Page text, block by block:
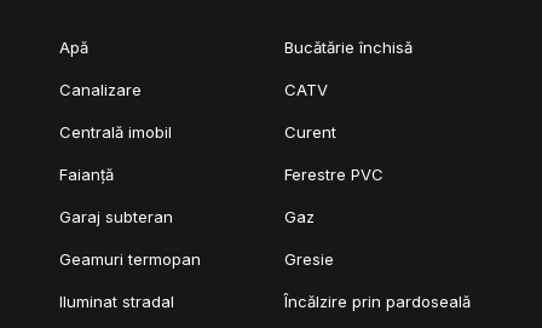
- Zonă verde, terasă și loc de joacă pentru copii
*** PRETUL APARTAMENTULUI ESTE DE 219,000 Euro + TVA.
Apă Bucătărie închisă
Canalizare CATV
Centrală imobil Curent
Faianță Ferestre PVC
Garaj subteran Gaz
Geamuri termopan Gresie
Iluminat stradal Încălzire prin pardoseală